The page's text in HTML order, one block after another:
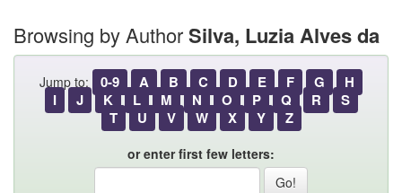
Browsing by AuthorSilva, Luzia Alves da
Jump to: 0-9 A B C D E F G
H
I
J K L M N O P Q R
S
T
U V W X Y Z
or enter first few letters: